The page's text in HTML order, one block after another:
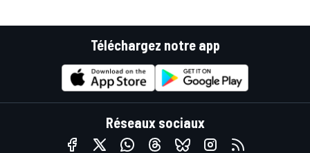
Téléchargez notre app
Réseaux sociaux